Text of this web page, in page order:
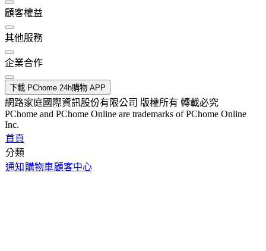
顧客權益
其他服務
企業合作
下載 PChome 24h購物 APP
網路家庭國際資訊股份有限公司 版權所有 轉載必究
PChome and PChome Online are trademarks of PChome Online
Inc.
首頁
分類
通知 購物車顧客中心